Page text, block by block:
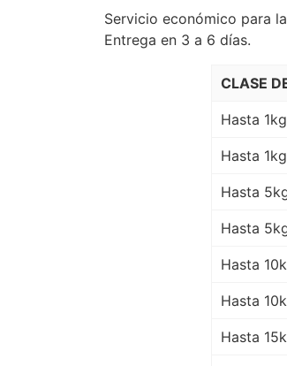
Servicio económico para
Entrega en 3 a 6 días.
CLASE
Hasta
Hasta
Hasta
Hasta
Hasta
Hasta
Hasta